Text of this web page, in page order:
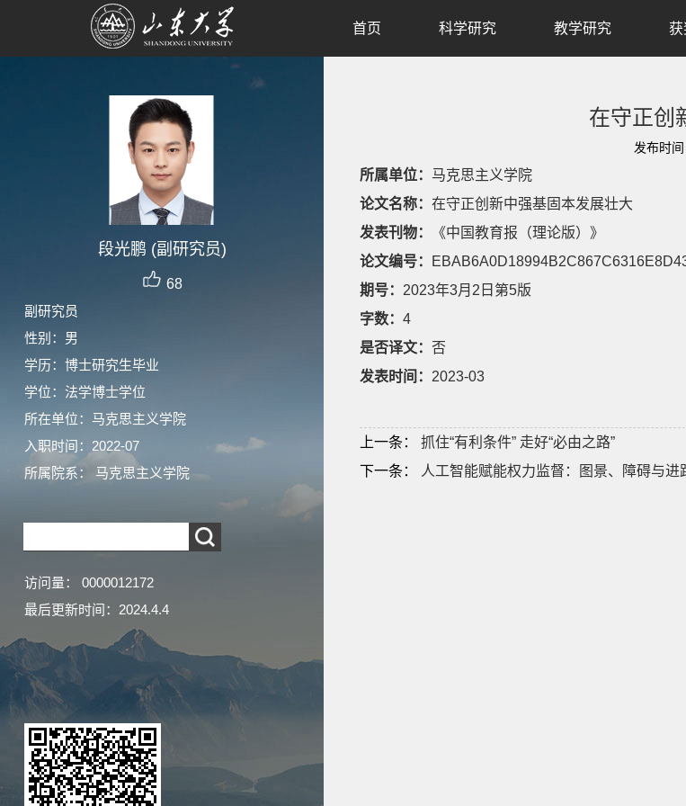
段光鹏 (副研究员)
68
副研究员
性别：男
学历：博士研究生毕业
学位：法学博士学位
所在单位：马克思主义学院
入职时间：2022-07
所属院系： 马克思主义学院
访问量： 0000012172
最后更新时间： 2024.4.4
首页 科学研究 教学研究 获
在守正创
发布时
所属单位： 马克思主义学院
论文名称： 在守正创新中强基固本发展壮大
发表刊物：
《中国教育报（理论版）》
论文编号：
期号： 2023年3月2日第5版
字数： 4
是否译文： 否
发表时间： 2023-03
上一条：
抓住“有利条件” 走好“必由之路”
下一条：
人工智能赋能权力监督：图景、障碍与进